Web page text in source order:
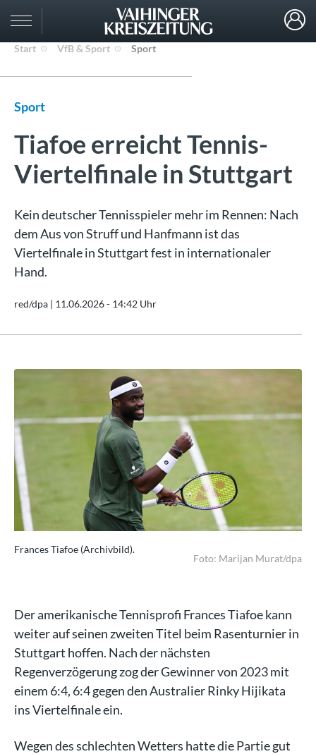
Start VfB & Sport Sport
Sport
Tiafoe erreicht Tennis-
Viertelfinale in Stuttgart
Kein deutscher Tennisspieler mehr im Rennen: Nach
dem Aus von Struff und Hanfmann ist das
Viertelfinale in Stuttgart fest in internationaler
Hand.
red/dpa | 11.06.2026 - 14:42 Uhr
Frances Tiafoe (Archivbild).
Foto: Marijan Murat/dpa
Der amerikanische Tennisprofi Frances Tiafoe kann
weiter auf seinen zweiten Titel beim Rasenturnier in
Stuttgart hoffen. Nach der nächsten
Regenverzögerung zog der Gewinner von 2023 mit
einem 6:4, 6:4 gegen den Australier Rinky Hijikata
ins Viertelfinale ein.
Wegen des schlechten Wetters hatte die Partie gut